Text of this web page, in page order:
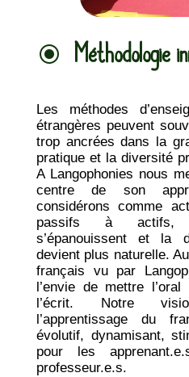
\ Méthodologie
Les méthodes
étrangères peuvent
trop ancrées dans la
pratique et la diversité
A Langophonies nous
centre de son
considérons comme
passifs à actifs,
s’épanouissent et la
devient plus naturelle.
français vu par
l’envie de mettre
l’écrit. Notre
l’apprentissage du
évolutif, dynamisant,
pour les
professeur.e.s.